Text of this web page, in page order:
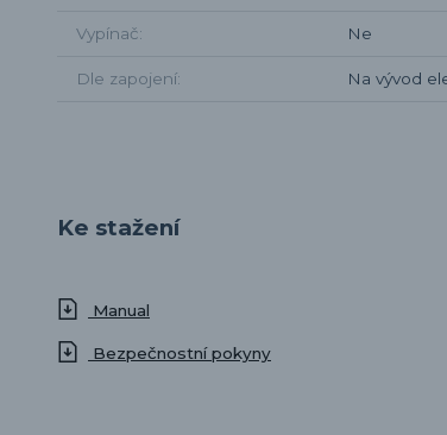
Vypínač Ne
Dle zapojení Na vývod
Ke stažení
Manual
Bezpečnostní pokyny